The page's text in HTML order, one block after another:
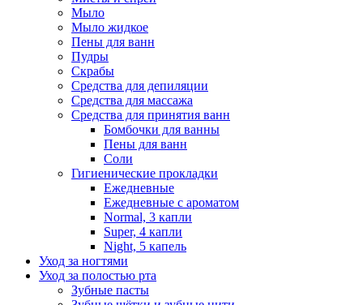
Мыло
Мыло жидкое
Пены для ванн
Пудры
Скрабы
Средства для депиляции
Средства для массажа
Средства для принятия ванн
Бомбочки для ванны
Пены для ванн
Соли
Гигиенические прокладки
Ежедневные
Ежедневные с ароматом
Normal, 3 капли
Super, 4 капли
Night, 5 капель
Уход за ногтями
Уход за полостью рта
Зубные пасты